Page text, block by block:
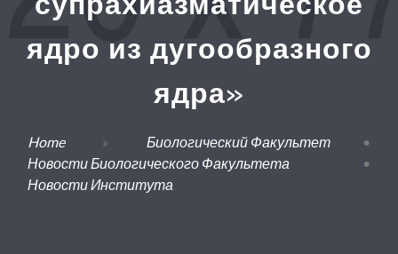
ядро из дугообразного
ядра»
Home » Биологический Факультет
•
Новости Биологического Факультета
•
Новости Института